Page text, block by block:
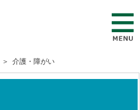
＞ 介護・障がい